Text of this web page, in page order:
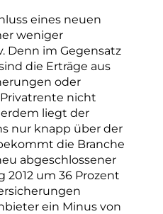
eines neuen
weniger
Denn im Gegensatz
die Erträge aus
oder
nicht
liegt der
nur knapp über der
die Branche
abgeschlossener
2012 um 36 Prozent
ein Minus von